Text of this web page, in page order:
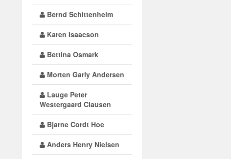
Bernd Schittenhelm
Karen Isaacson
Bettina Osmark
Morten Garly Andersen
Lauge Peter
Westergaard Clausen
Bjarne Cordt Hoe
Anders Henry Nielsen